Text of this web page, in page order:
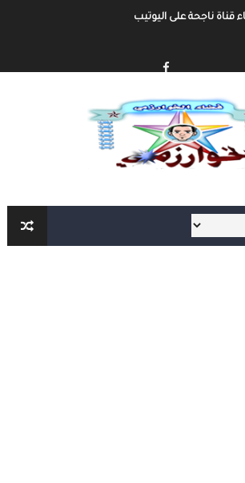
قناة ناجحة على اليوتيب
مدونة بلوجر و الربح منها
الربح مهنا شرح مفصل و شامل